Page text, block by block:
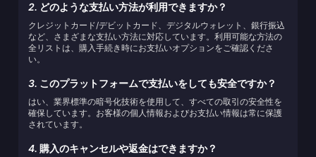
2. どのような支払い方法が利用できますか？
クレジットカード/デビットカード、デジタルウォレット、銀行振込
など、さまざまな支払い方法に対応しています。利用可能な方法の
全リストは、購入手続き時にお支払いオプションをご確認くださ
い。
3. このプラットフォームで支払いをしても安全ですか？
はい、業界標準の暗号化技術を使用して、すべての取引の安全性を
確保しています。お客様の個人情報およびお支払い情報は常に保護
されています。
4. 購入のキャンセルや返金はできますか？